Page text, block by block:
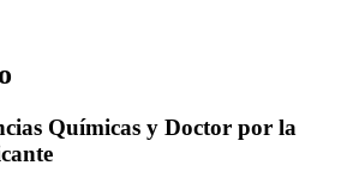
Químicas y Doctor por la